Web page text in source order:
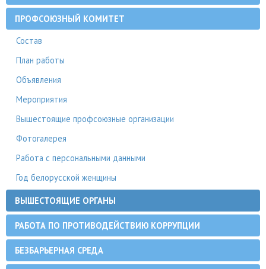
ПРОФСОЮЗНЫЙ КОМИТЕТ
Состав
План работы
Объявления
Мероприятия
Вышестоящие профсоюзные организации
Фотогалерея
Работа с персональными данными
Год белорусской женщины
ВЫШЕСТОЯЩИЕ ОРГАНЫ
РАБОТА ПО ПРОТИВОДЕЙСТВИЮ КОРРУПЦИИ
БЕЗБАРЬЕРНАЯ СРЕДА